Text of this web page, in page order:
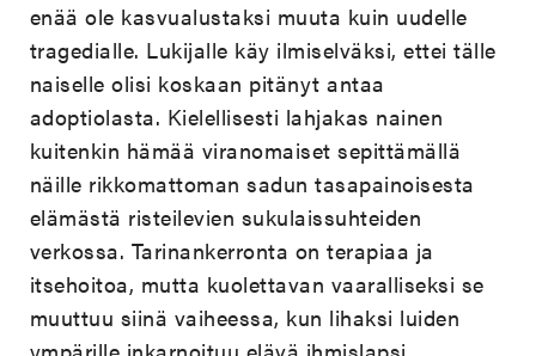
enää ole kasvualustaksi muuta kuin uudelle
tragedialle. Lukijalle käy ilmiselväksi, ettei tälle
naiselle olisi koskaan pitänyt antaa
adoptiolasta. Kielellisesti lahjakas nainen
kuitenkin hämää viranomaiset sepittämällä
näille rikkomattoman sadun tasapainoisesta
elämästä risteilevien sukulaissuhteiden
verkossa. Tarinankerronta on terapiaa ja
itsehoitoa, mutta kuolettavan vaaralliseksi se
muuttuu siinä vaiheessa, kun lihaksi luiden